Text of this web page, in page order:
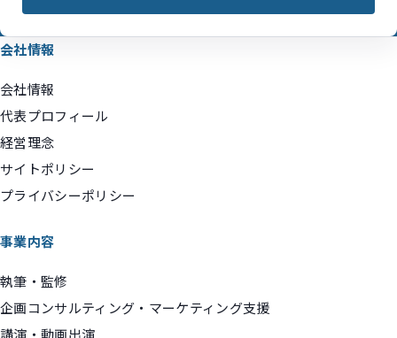
会社情報
会社情報
代表プロフィール
経営理念
サイトポリシー
プライバシーポリシー
事業内容
執筆・監修
企画コンサルティング・マーケティング支援
講演・動画出演